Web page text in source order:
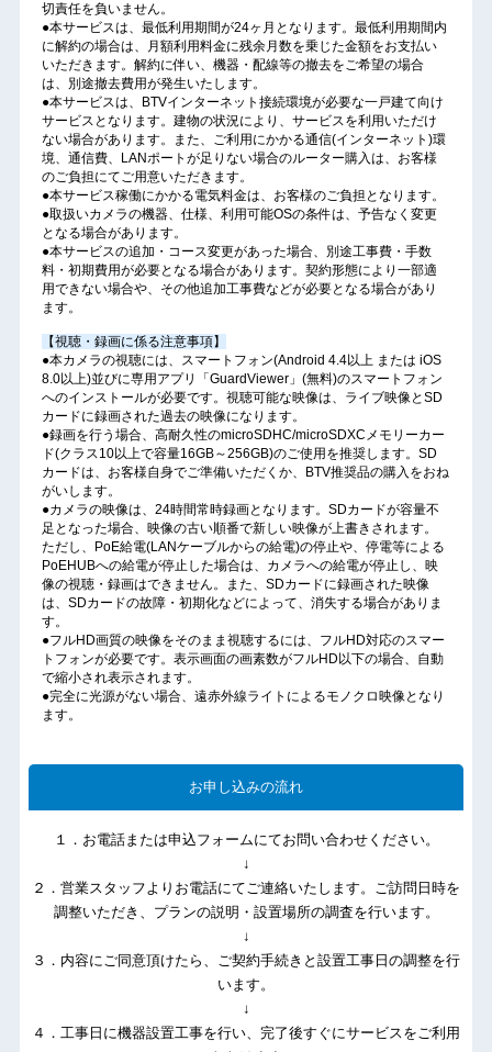
切責任を負いません。
●本サービスは、最低利用期間が24ヶ月となります。最低利用期間内
に解約の場合は、月額利用料金に残余月数を乗じた金額をお支払い
いただきます。解約に伴い、機器・配線等の撤去をご希望の場合
は、別途撤去費用が発生いたします。
●本サービスは、BTVインターネット接続環境が必要な一戸建て向け
サービスとなります。建物の状況により、サービスを利用いただけ
ない場合があります。また、ご利用にかかる通信(インターネット)環
境、通信費、LANポートが足りない場合のルーター購入は、お客様
のご負担にてご用意いただきます。
●本サービス稼働にかかる電気料金は、お客様のご負担となります。
●取扱いカメラの機器、仕様、利用可能OSの条件は、予告なく変更
となる場合があります。
●本サービスの追加・コース変更があった場合、別途工事費・手数
料・初期費用が必要となる場合があります。契約形態により一部適
用できない場合や、その他追加工事費などが必要となる場合があり
ます。
【視聴・録画に係る注意事項】
●本カメラの視聴には、スマートフォン(Android 4.4以上 または iOS
8.0以上)並びに専用アプリ「GuardViewer」(無料)のスマートフォン
へのインストールが必要です。視聴可能な映像は、ライブ映像とSD
カードに録画された過去の映像になります。
●録画を行う場合、高耐久性のmicroSDHC/microSDXCメモリーカー
ド(クラス10以上で容量16GB～256GB)のご使用を推奨します。SD
カードは、お客様自身でご準備いただくか、BTV推奨品の購入をおね
がいします。
●カメラの映像は、24時間常時録画となります。SDカードが容量不
足となった場合、映像の古い順番で新しい映像が上書きされます。
ただし、PoE給電(LANケーブルからの給電)の停止や、停電等による
PoEHUBへの給電が停止した場合は、カメラへの給電が停止し、映
像の視聴・録画はできません。また、SDカードに録画された映像
は、SDカードの故障・初期化などによって、消失する場合がありま
す。
●フルHD画質の映像をそのまま視聴するには、フルHD対応のスマー
トフォンが必要です。表示画面の画素数がフルHD以下の場合、自動
で縮小され表示されます。
●完全に光源がない場合、遠赤外線ライトによるモノクロ映像となり
ます。
お申し込みの流れ
１．お電話または申込フォームにてお問い合わせください。
↓
２．営業スタッフよりお電話にてご連絡いたします。ご訪問日時を
調整いただき、プランの説明・設置場所の調査を行います。
↓
３．内容にご同意頂けたら、ご契約手続きと設置工事日の調整を行
います。
↓
４．工事日に機器設置工事を行い、完了後すぐにサービスをご利用